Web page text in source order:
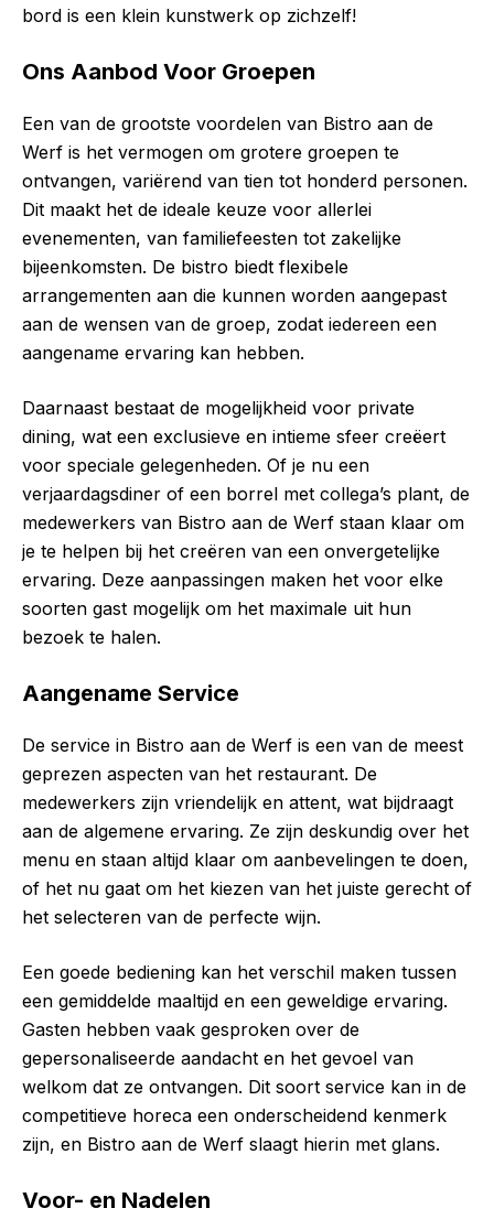
bord is een klein kunstwerk op zichzelf!
Ons Aanbod Voor Groepen
Een van de grootste voordelen van Bistro aan de
Werf is het vermogen om grotere groepen te
ontvangen, variërend van tien tot honderd personen.
Dit maakt het de ideale keuze voor allerlei
evenementen, van familiefeesten tot zakelijke
bijeenkomsten. De bistro biedt flexibele
arrangementen aan die kunnen worden aangepast
aan de wensen van de groep, zodat iedereen een
aangename ervaring kan hebben.
Daarnaast bestaat de mogelijkheid voor private
dining, wat een exclusieve en intieme sfeer creëert
voor speciale gelegenheden. Of je nu een
verjaardagsdiner of een borrel met collega’s plant, de
medewerkers van Bistro aan de Werf staan klaar om
je te helpen bij het creëren van een onvergetelijke
ervaring. Deze aanpassingen maken het voor elke
soorten gast mogelijk om het maximale uit hun
bezoek te halen.
Aangename Service
De service in Bistro aan de Werf is een van de meest
geprezen aspecten van het restaurant. De
medewerkers zijn vriendelijk en attent, wat bijdraagt
aan de algemene ervaring. Ze zijn deskundig over het
menu en staan altijd klaar om aanbevelingen te doen,
of het nu gaat om het kiezen van het juiste gerecht of
het selecteren van de perfecte wijn.
Een goede bediening kan het verschil maken tussen
een gemiddelde maaltijd en een geweldige ervaring.
Gasten hebben vaak gesproken over de
gepersonaliseerde aandacht en het gevoel van
welkom dat ze ontvangen. Dit soort service kan in de
competitieve horeca een onderscheidend kenmerk
zijn, en Bistro aan de Werf slaagt hierin met glans.
Voor- en Nadelen